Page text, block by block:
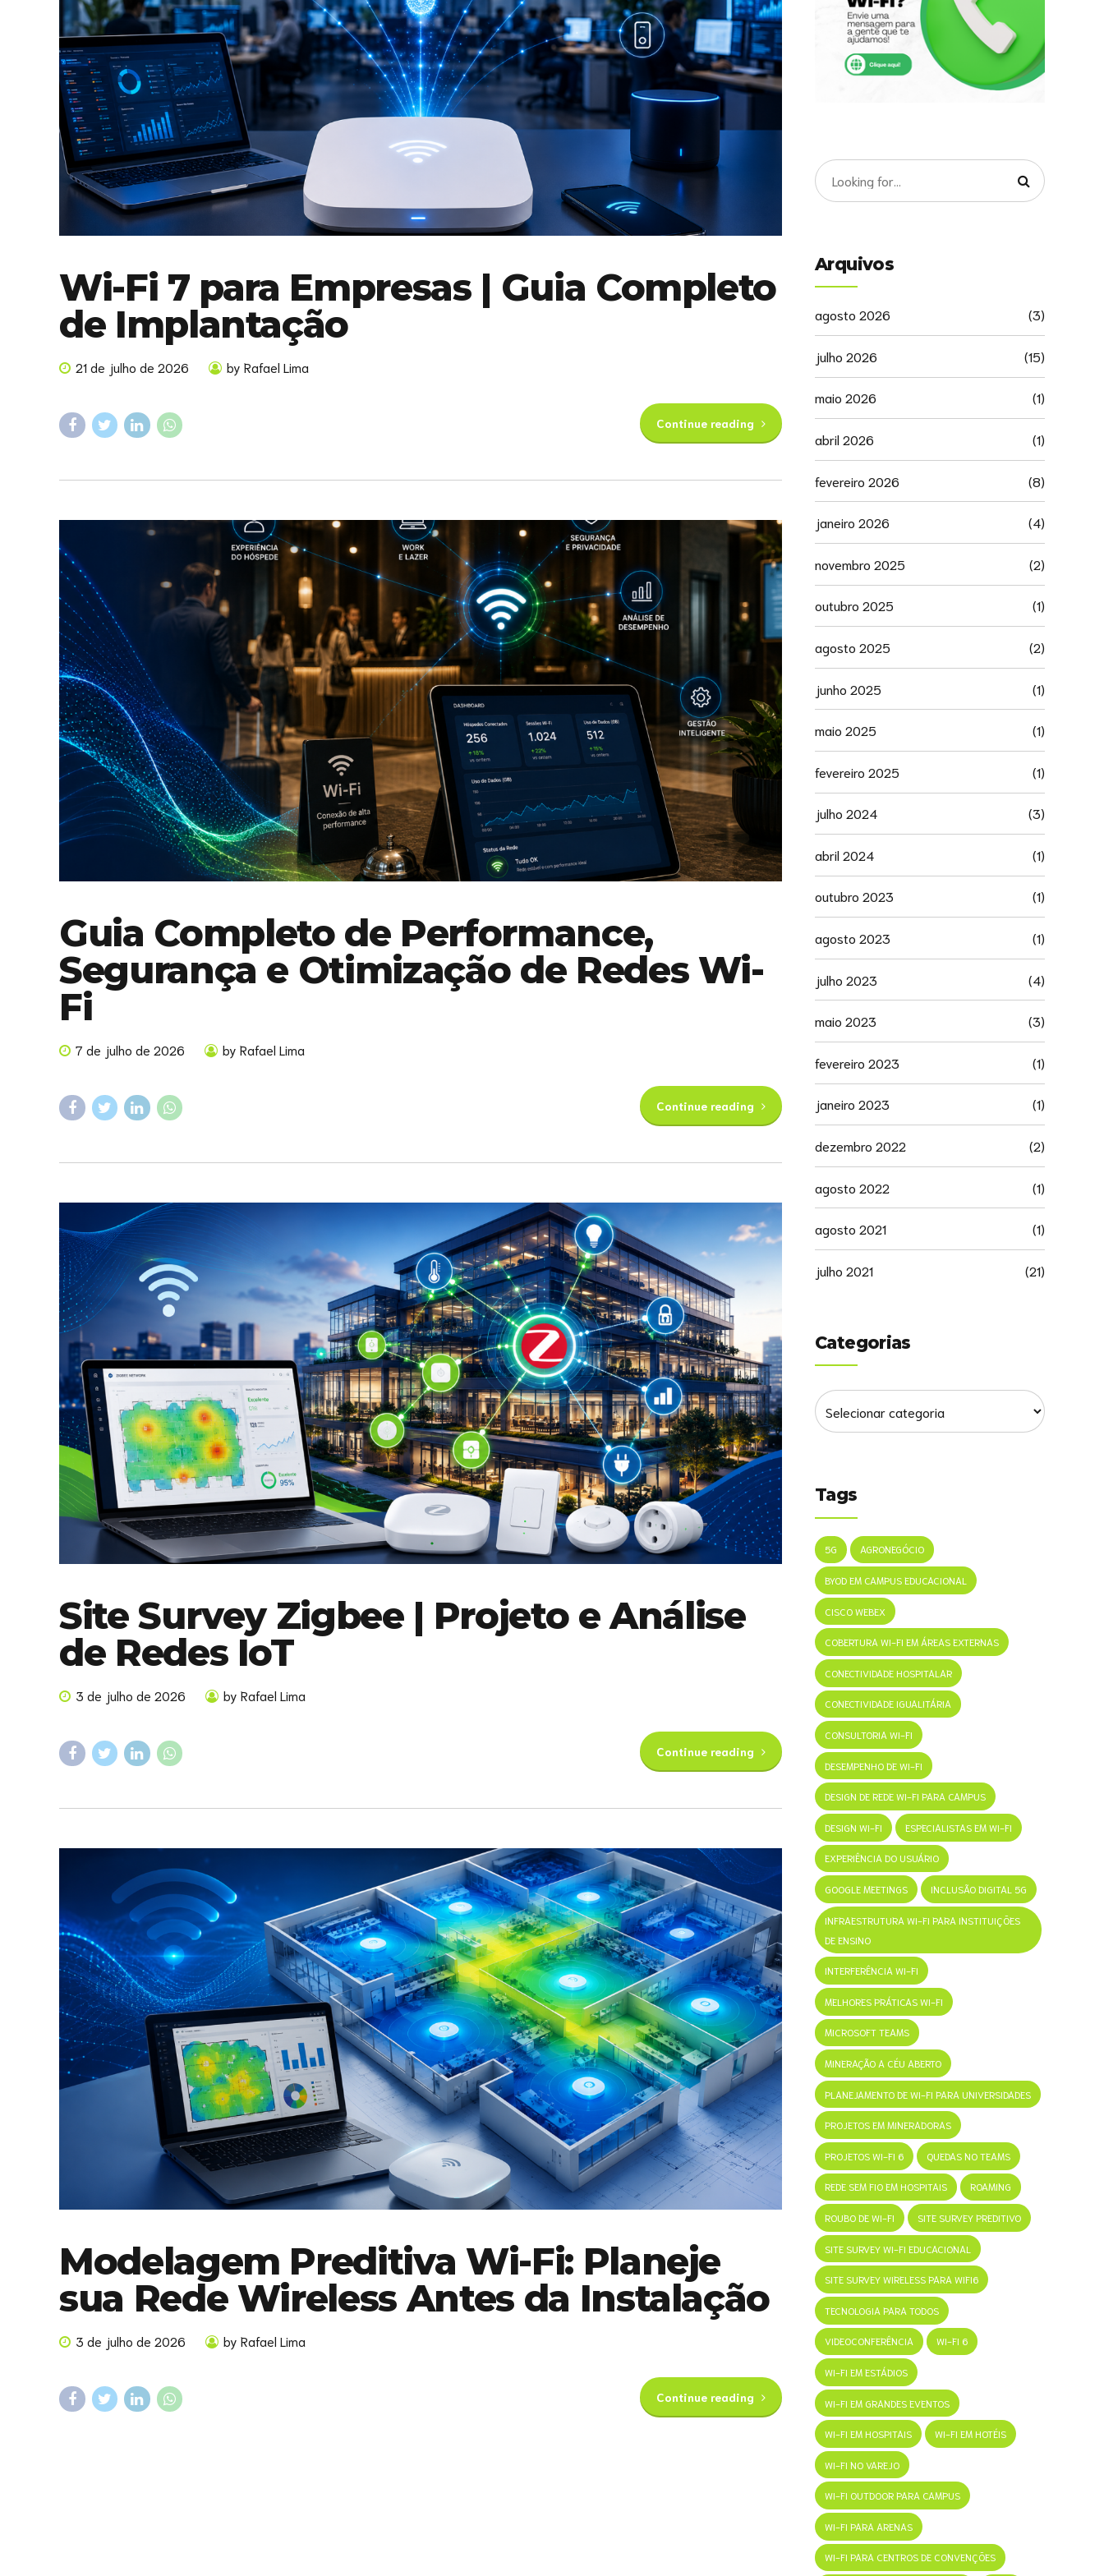
Wi-Fi 7 para Empresas | Guia Completo
de Implantação
21 de julho de 2026 by Rafael Lima
Continue reading
Guia Completo de Performance,
Segurança e Otimização de Redes Wi-
Fi
7 de julho de 2026 by Rafael Lima
Continue reading
Site Survey Zigbee | Projeto e Análise
de Redes IoT
3 de julho de 2026 by Rafael Lima
Continue reading
Modelagem Preditiva Wi-Fi: Planeje
sua Rede Wireless Antes da Instalação
3 de julho de 2026 by Rafael Lima
Continue reading
Arquivos
agosto 2026 (3)
julho 2026 (15)
maio 2026 (1)
abril 2026 (1)
fevereiro 2026 (8)
janeiro 2026 (4)
novembro 2025 (2)
outubro 2025 (1)
agosto 2025 (2)
junho 2025 (1)
maio 2025 (1)
fevereiro 2025 (1)
julho 2024 (3)
abril 2024 (1)
outubro 2023 (1)
agosto 2023 (1)
julho 2023 (4)
maio 2023 (3)
fevereiro 2023 (1)
janeiro 2023 (1)
dezembro 2022 (2)
agosto 2022 (1)
agosto 2021 (1)
julho 2021 (21)
Categorias
Tags
5G AGRONEGÓCIO
BYOD EM CAMPUS EDUCACIONAL
CISCO WEBEX
COBERTURA WI-FI EM ÁREAS EXTERNAS
CONECTIVIDADE HOSPITALAR
CONECTIVIDADE IGUALITÁRIA
CONSULTORIA WI-FI
DESEMPENHO DE WI-FI
DESIGN DE REDE WI-FI PARA CAMPUS
DESIGN WI-FI ESPECIALISTAS EM WI-FI
EXPERIÊNCIA DO USUÁRIO
GOOGLE MEETINGS INCLUSÃO DIGITAL 5G
INFRAESTRUTURA WI-FI PARA INSTITUIÇÕES
DE ENSINO
INTERFERÊNCIA WI-FI
MELHORES PRÁTICAS WI-FI
MICROSOFT TEAMS
MINERAÇÃO A CÉU ABERTO
PLANEJAMENTO DE WI-FI PARA UNIVERSIDADES
PROJETOS EM MINERADORAS
PROJETOS WI-FI 6 QUEDAS NO TEAMS
REDE SEM FIO EM HOSPITAIS ROAMING
ROUBO DE WI-FI SITE SURVEY PREDITIVO
SITE SURVEY WI-FI EDUCACIONAL
SITE SURVEY WIRELESS PARA WIFI6
TECNOLOGIA PARA TODOS
VIDEOCONFERÊNCIA WI-FI 6
WI-FI EM ESTÁDIOS
WI-FI EM GRANDES EVENTOS
WI-FI EM HOSPITAIS WI-FI EM HOTÉIS
WI-FI NO VAREJO
WI-FI OUTDOOR PARA CAMPUS
WI-FI PARA ARENAS
WI-FI PARA CENTROS DE CONVENÇÕES